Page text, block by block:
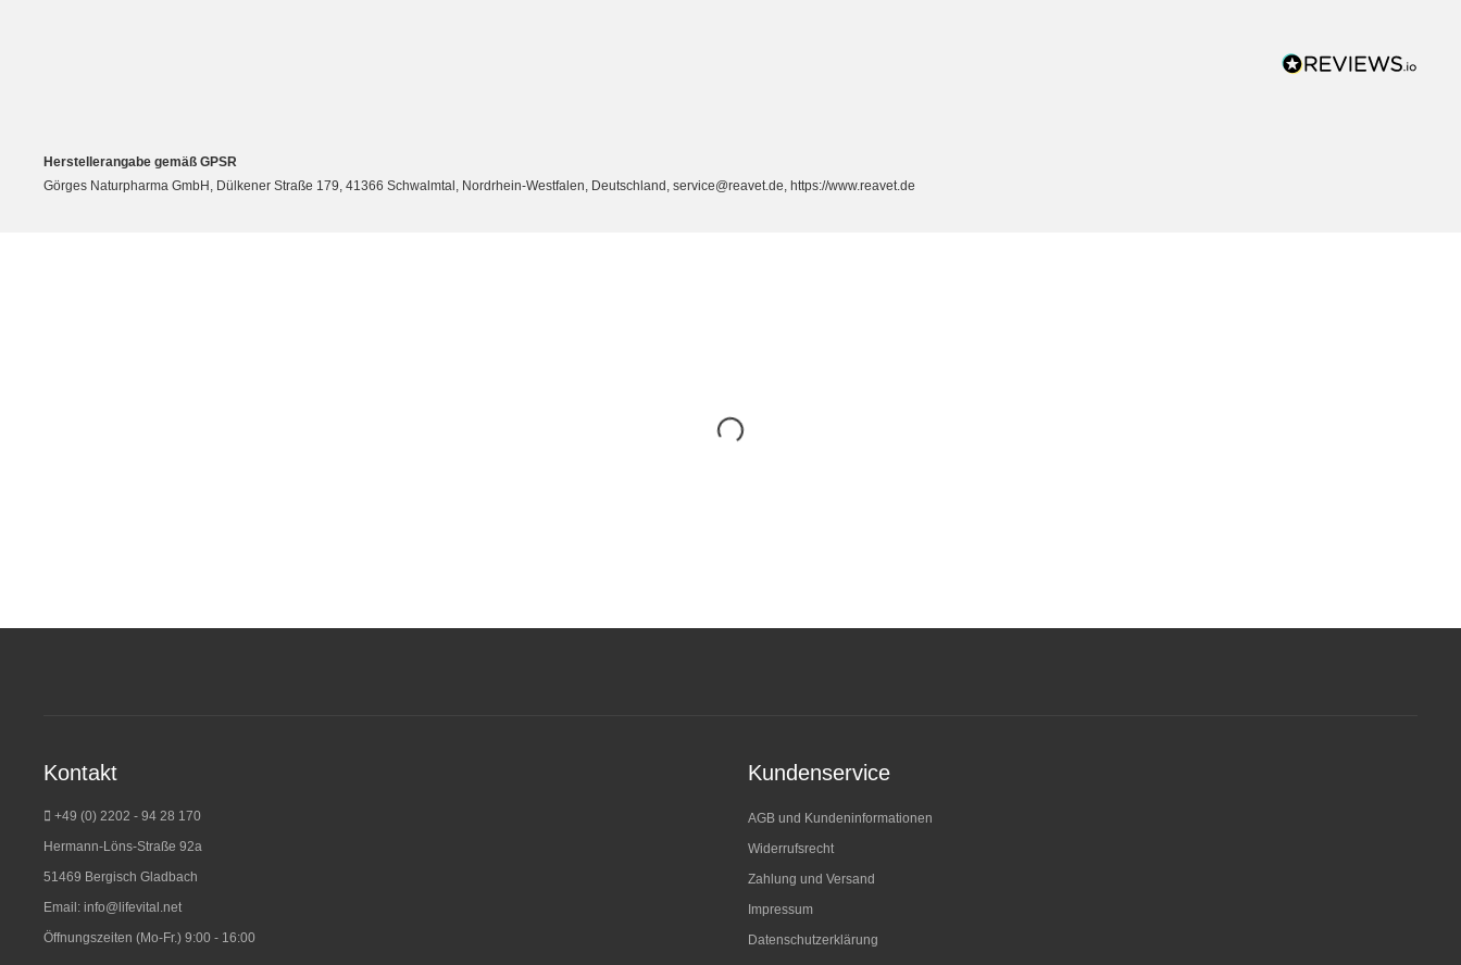
Herstellerangabe gemäß GPSR
Görges Naturpharma GmbH, Dülkener Straße 179, 41366 Schwalmtal, Nordrhein-Westfalen, Deutschland, service@reavet.de, https://www.reavet.de
Kontakt
+49 (0) 2202 - 94 28 170
Hermann-Löns-Straße 92a
51469 Bergisch Gladbach
Email: info@lifevital.net
Öffnungszeiten (Mo-Fr.) 9:00 - 16:00
Kundenservice
AGB und Kundeninformationen
Widerrufsrecht
Zahlung und Versand
Impressum
Datenschutzerklärung